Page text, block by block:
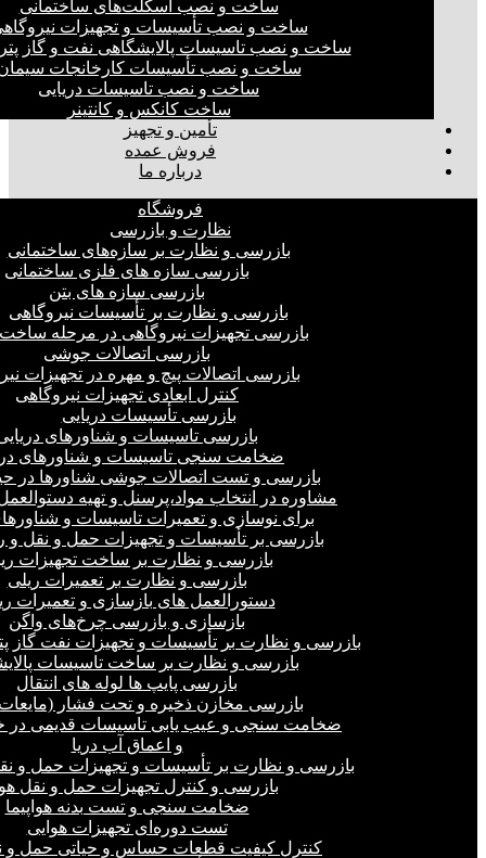
ساخت و نصب اسکلت‌های ساختمانی
ساخت و نصب تأسیسات و تجهیزات
ساخت و نصب تاسیسات پالایشگاهی نفت و گاز
ساخت و نصب تأسیسات کارخانجات
ساخت و نصب تاسیسات دریایی
ساخت کانکس و کانتینر
تأمین و تجهیز
فروش عمده
درباره ما
فروشگاه
نظارت و بازرسی
بازرسی و نظارت بر سازه‌های ساختمانی
بازرسی سازه های فلزی ساختمانی
بازرسی سازه های بتن
بازرسی و نظارت بر تأسیسات نیروگاهی
بازرسی تجهیزات نیروگاهی در مرحله
بازرسی اتصالات جوشی
بازرسی اتصالات پیچ و مهره در تجهیزات
کنترل ابعادی تجهیزات نیروگاهی
بازرسی تأسیسات دریایی
بازرسی تاسیسات و شناورهای
ضخامت سنجی تاسیسات و شناورهای
بازرسی و تست اتصالات جوشی شناورها در
مشاوره در انتخاب مواد،پرسنل و تهیه
برای نوسازی و تعمیرات تاسیسات و
بازرسی بر تأسیسات و تجهیزات حمل و نقل و
بازرسی و نظارت بر ساخت تجهیزات
بازرسی و نظارت بر تعمیرات ریلی
دستورالعمل های بازسازی و تعمیرات
بازسازی و بازرسی چرخ‌های واگن
بازرسی و نظارت بر تأسیسات و تجهیزات نفت گاز
بازرسی و نظارت بر ساخت تاسیسات
بازرسی پایپ ها لوله های انتقال
بازرسی مخازن ذخیره و تحت فشار
ضخامت سنجی و عیب یابی تاسیسات قدیمی در
و اعماق آب دریا
بازرسی و نظارت بر تأسیسات و تجهیزات حمل و
بازرسی و کنترل تجهیزات حمل و نقل
ضخامت سنجی و تست بدنه هواپیما
تست دوره‌ای تجهیزات هوایی
کنترل کیفیت قطعات حساس و حیاتی حمل و